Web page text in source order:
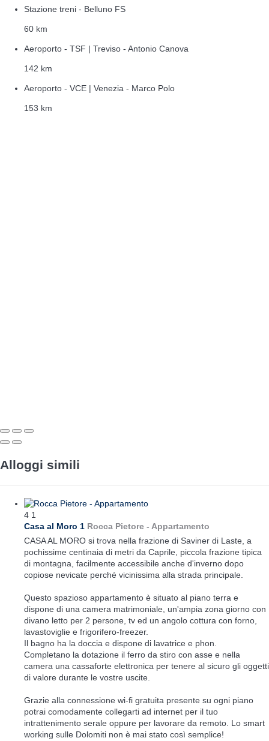
Stazione treni - Belluno FS
60 km
Aeroporto - TSF | Treviso - Antonio Canova
142 km
Aeroporto - VCE | Venezia - Marco Polo
153 km
Alloggi simili
4 1
Casa al Moro 1 Rocca Pietore - Appartamento
CASA AL MORO si trova nella frazione di Saviner di Laste, a
pochissime centinaia di metri da Caprile, piccola frazione tipica
di montagna, facilmente accessibile anche d'inverno dopo
copiose nevicate perché vicinissima alla strada principale.
Questo spazioso appartamento è situato al piano terra e
dispone di una camera matrimoniale, un'ampia zona giorno con
divano letto per 2 persone, tv ed un angolo cottura con forno,
lavastoviglie e frigorifero-freezer.
Il bagno ha la doccia e dispone di lavatrice e phon.
Completano la dotazione il ferro da stiro con asse e nella
camera una cassaforte elettronica per tenere al sicuro gli oggetti
di valore durante le vostre uscite.
Grazie alla connessione wi-fi gratuita presente su ogni piano
potrai comodamente collegarti ad internet per il tuo
intrattenimento serale oppure per lavorare da remoto. Lo smart
working sulle Dolomiti non è mai stato così semplice!